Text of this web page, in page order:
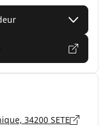
34200 SETE